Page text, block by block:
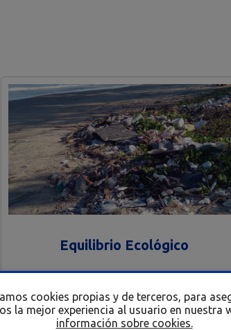
Equilibrio Ecológico
cookies propias y de terceros, para
la mejor experiencia al usuario en nuestra
información sobre cookies.